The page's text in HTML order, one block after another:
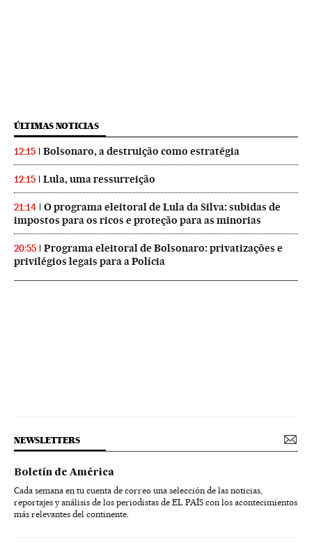
ÚLTIMAS NOTICIAS
12:15 Bolsonaro, a destruição como estratégia
12:15 Lula, uma ressurreição
21:14
O programa eleitoral de Lula da Silva: subidas de
impostos para os ricos e proteção para as minorias
20:55
Programa eleitoral de Bolsonaro: privatizações e
privilégios legais para a Polícia
NEWSLETTERS
Boletín de América
Cada semana en tu cuenta de correo una selección de las noticias,
reportajes y análisis de los periodistas de EL PAÍS con los acontecimientos
más relevantes del continente.